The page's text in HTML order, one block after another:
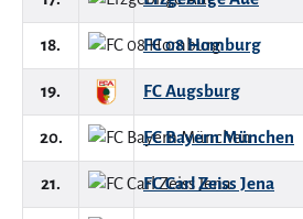
18. FC 08 Homburg
19. FC Augsburg
20. FC Bayern München
21. FC Carl Zeiss Jena